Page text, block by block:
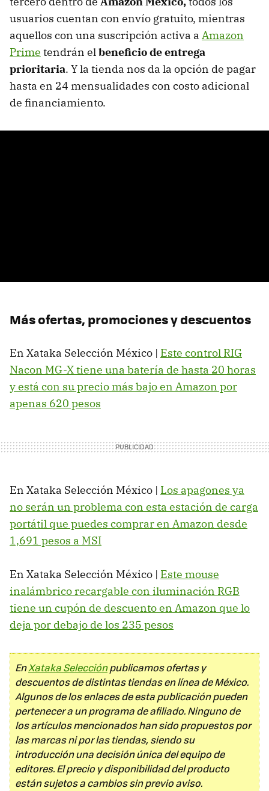
usuarios cuentan con envío gratuito, mientras
aquellos con una suscripción activa a Amazon
Prime tendrán elbeneficio de entrega
prioritaria. Y la tienda nos da la opción de pagar
hasta en 24 mensualidades con costo adicional
de financiamiento.
Más ofertas, promociones y descuentos
En Xataka Selección México | Este control RIG
Nacon MG-X tiene una batería de hasta 20 horas
y está con su precio más bajo en Amazon por
apenas 620 pesos
En Xataka Selección México | Los apagones ya
no serán un problema con esta estación de carga
portátil que puedes comprar en Amazon desde
1,691 pesos a MSI
En Xataka Selección México | Este mouse
inalámbrico recargable con iluminación RGB
tiene un cupón de descuento en Amazon que lo
deja por debajo de los 235 pesos
EnXataka Selecciónpublicamos ofertas y
descuentos de distintas tiendas en línea de México.
Algunos de los enlaces de esta publicación pueden
pertenecer a un programa de afiliado. Ninguno de
los artículos mencionados han sido propuestos por
las marcas ni por las tiendas, siendo su
introducción una decisión única del equipo de
editores. El precio y disponibilidad del producto
están sujetos a cambios sin previo aviso.